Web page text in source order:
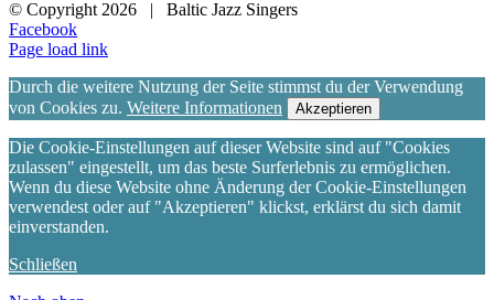
© Copyright 2026 | Baltic Jazz Singers
Facebook
Page load link
Durch die weitere Nutzung der Seite stimmst du der Verwendung
von Cookies zu. Weitere Informationen Akzeptieren
Die Cookie-Einstellungen auf dieser Website sind auf "Cookies
zulassen" eingestellt, um das beste Surferlebnis zu ermöglichen.
Wenn du diese Website ohne Änderung der Cookie-Einstellungen
verwendest oder auf "Akzeptieren" klickst, erklärst du sich damit
einverstanden.
Schließen